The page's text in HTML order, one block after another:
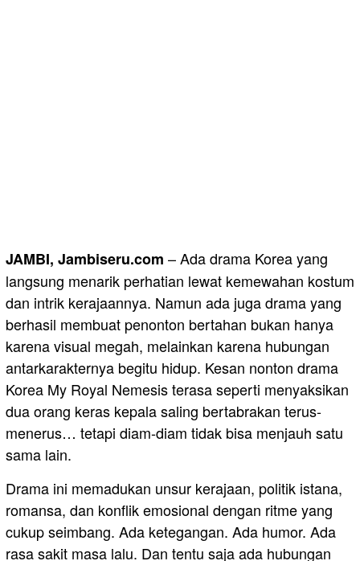
JAMBI, Jambiseru.com – Ada drama Korea yang
langsung menarik perhatian lewat kemewahan kostum
dan intrik kerajaannya. Namun ada juga drama yang
berhasil membuat penonton bertahan bukan hanya
karena visual megah, melainkan karena hubungan
antarkarakternya begitu hidup. Kesan nonton drama
Korea My Royal Nemesis terasa seperti menyaksikan
dua orang keras kepala saling bertabrakan terus-
menerus… tetapi diam-diam tidak bisa menjauh satu
sama lain.
Drama ini memadukan unsur kerajaan, politik istana,
romansa, dan konflik emosional dengan ritme yang
cukup seimbang. Ada ketegangan. Ada humor. Ada
rasa sakit masa lalu. Dan tentu saja ada hubungan